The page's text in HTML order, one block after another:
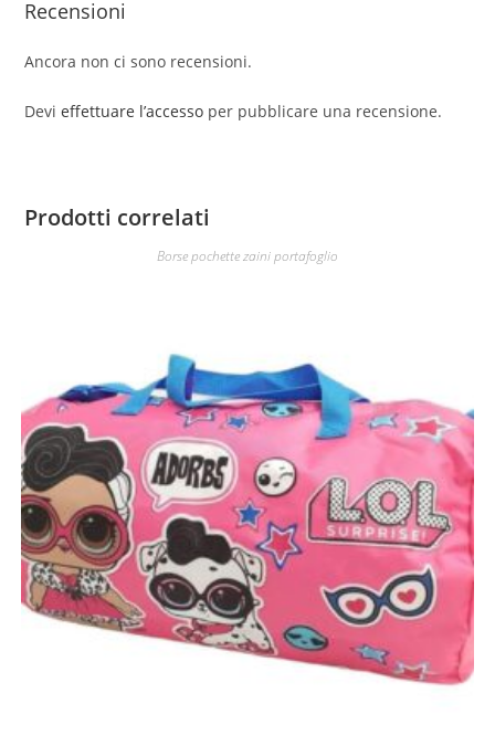
Recensioni
Ancora non ci sono recensioni.
Devieffettuare l’accesso per pubblicare una recensione.
Prodotti correlati
Borse pochette zaini portafoglio